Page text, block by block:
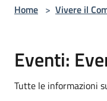
Home > Vivere il
Eventi:
Tutte le informazioni